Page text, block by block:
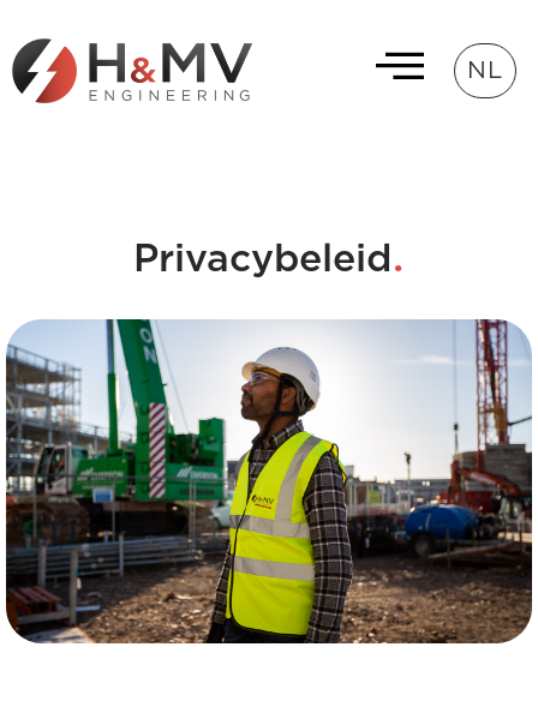
NL
Privacybeleid .